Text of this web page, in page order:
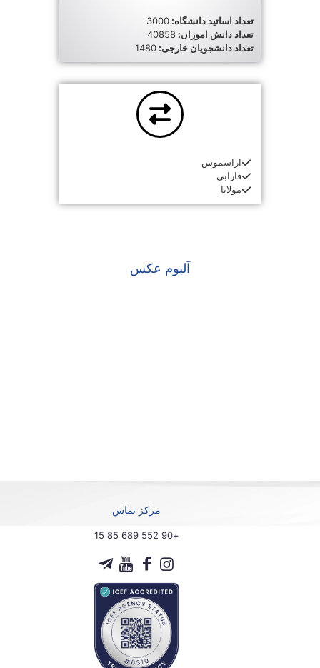
تعداد اساتید دانشگاه: 3000
تعداد دانش اموزان: 40858
تعداد دانشجویان خارجی: 1480
اراسموس
فارابی
مولانا
آلبوم عکس
مرکز تماس
+90 552 689 85 15